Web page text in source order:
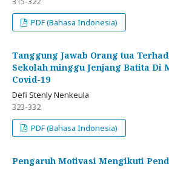
PDF (Bahasa Indonesia)
Tanggung Jawab Orang tua
Sekolah minggu Jenjang Batita Di
Covid-19
Defi Stenly Nenkeula
323-332
PDF (Bahasa Indonesia)
Pengaruh Motivasi Mengikuti